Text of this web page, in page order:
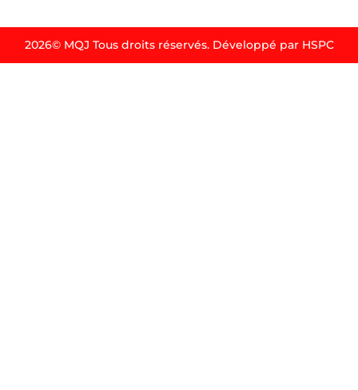
2026© MQJ Tous droits réservés. Développé par HSPC